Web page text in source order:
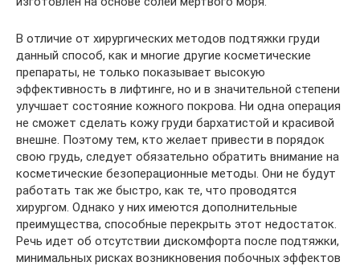
В отличие от хирургических методов подтяжки груди
данный способ, как и многие другие косметические
препараты, не только показывает высокую
эффективность в лифтинге, но и в значительной степени
улучшает состояние кожного покрова. Ни одна операция
не сможет сделать кожу груди бархатистой и красивой
внешне. Поэтому тем, кто желает привести в порядок
свою грудь, следует обязательно обратить внимание на
косметические безоперационные методы. Они не будут
работать так же быстро, как те, что проводятся
хирургом. Однако у них имеются дополнительные
преимущества, способные перекрыть этот недостаток.
Речь идет об отсутствии дискомфорта после подтяжки,
минимальных рисках возникновения побочных эффектов